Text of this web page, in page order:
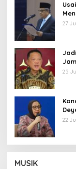
27
25
22
MUSIK